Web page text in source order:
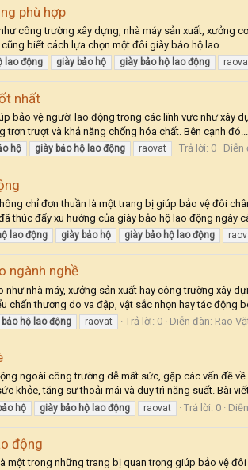
phù hợp
công trường xây dựng, nhà máy sản xuất, xưởng
biết cách lựa chọn một đôi giày bảo hộ lao...
lao động giày bảo hộ giày bảo hộ lao động
nhất
bảo vệ người lao động trong các lĩnh vực như xây
trượt và khả năng chống hóa chất. Bên cạnh đó...
hộ giày bảo hộ lao động raovat Trả lời: 0 Diễn
chỉ đơn thuần là một trang bị giúp bảo vệ đôi
thúc đẩy xu hướng của giày bảo hộ lao động ngày
lao động giày bảo hộ giày bảo hộ lao động
ngành nghề
nhà máy, xưởng sản xuất hay công trường xây
thương do va đập, vật sắc nhọn hay tác động
bảo hộ lao động raovat Trả lời: 0 Diễn đàn: Rao
ngoài công trường dễ mất sức, gặp các vấn đề
khỏe, tăng sự thoải mái và duy trì năng suất. Bài
hộ giày bảo hộ lao động raovat Trả lời: 0
động
một trong những trang bị quan trọng giúp bảo vệ